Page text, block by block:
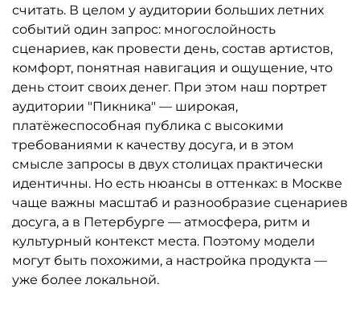
считать. В целом у аудитории больших летних
событий один запрос: многослойность
сценариев, как провести день, состав артистов,
комфорт, понятная навигация и ощущение, что
день стоит своих денег. При этом наш портрет
аудитории "Пикника" — широкая,
платёжеспособная публика с высокими
требованиями к качеству досуга, и в этом
смысле запросы в двух столицах практически
идентичны. Но есть нюансы в оттенках: в Москве
чаще важны масштаб и разнообразие сценариев
досуга, а в Петербурге — атмосфера, ритм и
культурный контекст места. Поэтому модели
могут быть похожими, а настройка продукта —
уже более локальной.